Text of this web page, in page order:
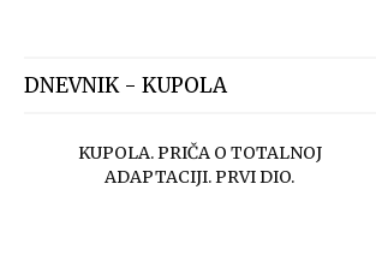
DNEVNIK - KUPOLA
KUPOLA. PRIČA O TOTALNOJ
ADAPTACIJI. PRVI DIO.